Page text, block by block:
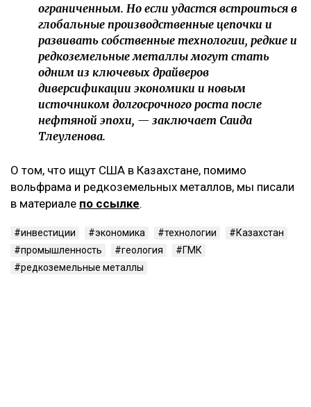
ограниченным. Но если удастся встроиться в
глобальные производственные цепочки и
развивать собственные технологии, редкие и
редкоземельные металлы могут стать
одним из ключевых драйверов
диверсификации экономики и новым
источником долгосрочного роста после
нефтяной эпохи, — заключает Саида
Тлеуленова.
О том, что ищут США в Казахстане, помимо
вольфрама и редкоземельных металлов, мы писали
в материале по ссылке.
инвестиции экономика технологии
Казахстан
промышленность
геология
ГМК
редкоземельные металлы